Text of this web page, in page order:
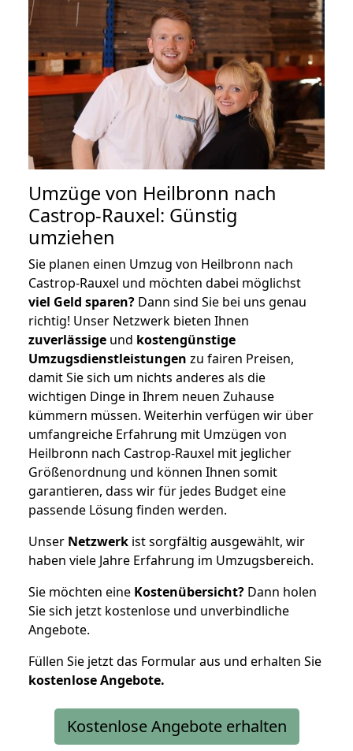
Umzüge von Heilbronn nach
Castrop-Rauxel: Günstig
umziehen
Sie planen einen Umzug von Heilbronn nach
Castrop-Rauxel und möchten dabei möglichst
viel Geld sparen? Dann sind Sie bei uns genau
richtig! Unser Netzwerk bieten Ihnen
zuverlässige und kostengünstige
Umzugsdienstleistungen zu fairen Preisen,
damit Sie sich um nichts anderes als die
wichtigen Dinge in Ihrem neuen Zuhause
kümmern müssen. Weiterhin verfügen wir über
umfangreiche Erfahrung mit Umzügen von
Heilbronn nach Castrop-Rauxel mit jeglicher
Größenordnung und können Ihnen somit
garantieren, dass wir für jedes Budget eine
passende Lösung finden werden.
Unser Netzwerk ist sorgfältig ausgewählt, wir
haben viele Jahre Erfahrung im Umzugsbereich.
Sie möchten eine Kostenübersicht? Dann holen
Sie sich jetzt kostenlose und unverbindliche
Angebote.
Füllen Sie jetzt das Formular aus und erhalten Sie
kostenloseAngebote.
Kostenlose Angebote erhalten